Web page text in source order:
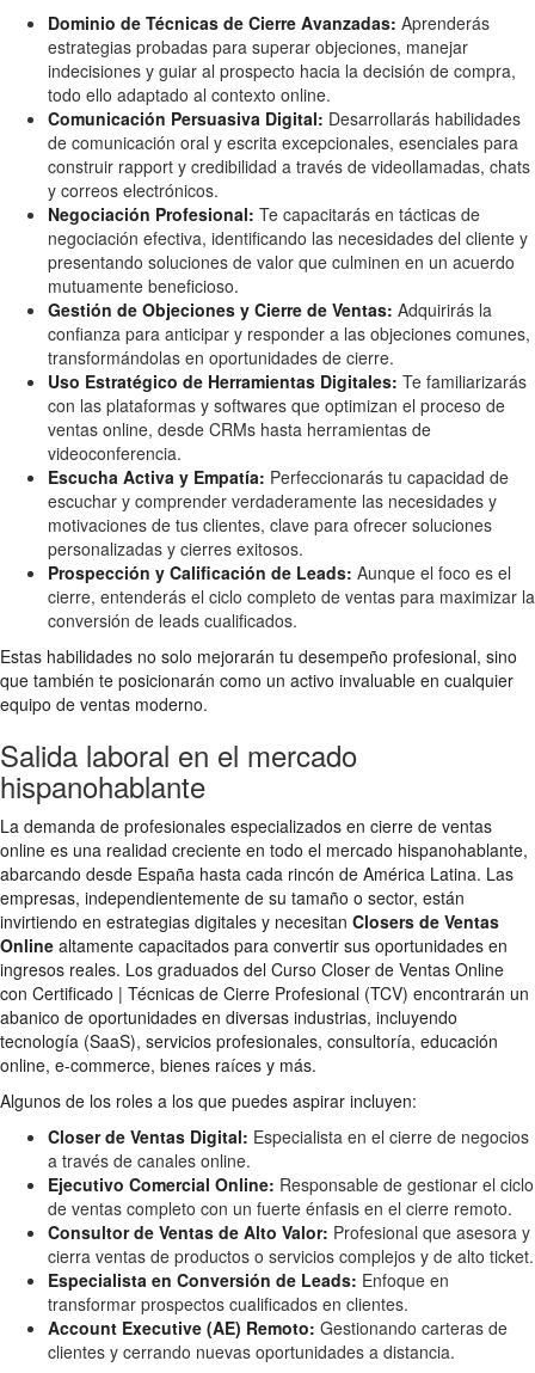
Dominio de Técnicas de Cierre Avanzadas: Aprenderás
estrategias probadas para superar objeciones, manejar
indecisiones y guiar al prospecto hacia la decisión de compra,
todo ello adaptado al contexto online.
Comunicación Persuasiva Digital: Desarrollarás habilidades
de comunicación oral y escrita excepcionales, esenciales para
construir rapport y credibilidad a través de videollamadas, chats
y correos electrónicos.
Negociación Profesional: Te capacitarás en tácticas de
negociación efectiva, identificando las necesidades del cliente y
presentando soluciones de valor que culminen en un acuerdo
mutuamente beneficioso.
Gestión de Objeciones y Cierre de Ventas: Adquirirás la
confianza para anticipar y responder a las objeciones comunes,
transformándolas en oportunidades de cierre.
Uso Estratégico de Herramientas Digitales: Te familiarizarás
con las plataformas y softwares que optimizan el proceso de
ventas online, desde CRMs hasta herramientas de
videoconferencia.
Escucha Activa y Empatía: Perfeccionarás tu capacidad de
escuchar y comprender verdaderamente las necesidades y
motivaciones de tus clientes, clave para ofrecer soluciones
personalizadas y cierres exitosos.
Prospección y Calificación de Leads: Aunque el foco es el
cierre, entenderás el ciclo completo de ventas para maximizar la
conversión de leads cualificados.
Estas habilidades no solo mejorarán tu desempeño profesional, sino
que también te posicionarán como un activo invaluable en cualquier
equipo de ventas moderno.
Salida laboral en el mercado
hispanohablante
La demanda de profesionales especializados en cierre de ventas
online es una realidad creciente en todo el mercado hispanohablante,
abarcando desde España hasta cada rincón de América Latina. Las
empresas, independientemente de su tamaño o sector, están
invirtiendo en estrategias digitales y necesitan Closers de Ventas
Online altamente capacitados para convertir sus oportunidades en
ingresos reales. Los graduados del Curso Closer de Ventas Online
con Certificado | Técnicas de Cierre Profesional (TCV) encontrarán un
abanico de oportunidades en diversas industrias, incluyendo
tecnología (SaaS), servicios profesionales, consultoría, educación
online, e-commerce, bienes raíces y más.
Algunos de los roles a los que puedes aspirar incluyen:
Closer de Ventas Digital: Especialista en el cierre de negocios
a través de canales online.
Ejecutivo Comercial Online: Responsable de gestionar el ciclo
de ventas completo con un fuerte énfasis en el cierre remoto.
Consultor de Ventas de Alto Valor: Profesional que asesora y
cierra ventas de productos o servicios complejos y de alto ticket.
Especialista en Conversión de Leads: Enfoque en
transformar prospectos cualificados en clientes.
Account Executive (AE) Remoto: Gestionando carteras de
clientes y cerrando nuevas oportunidades a distancia.